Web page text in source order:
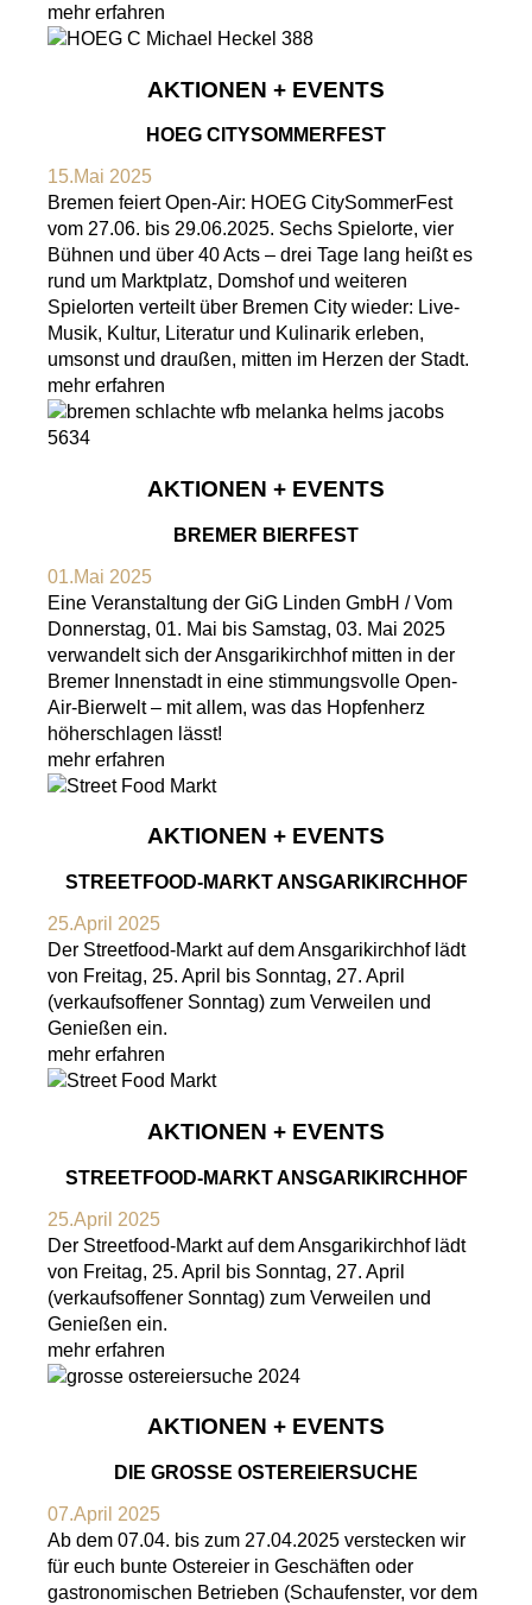
mehr erfahren
AKTIONEN + EVENTS
HOEG CITYSOMMERFEST
15.Mai 2025
Bremen feiert Open-Air: HOEG CitySommerFest
vom 27.06. bis 29.06.2025. Sechs Spielorte, vier
Bühnen und über 40 Acts – drei Tage lang heißt es
rund um Marktplatz, Domshof und weiteren
Spielorten verteilt über Bremen City wieder: Live-
Musik, Kultur, Literatur und Kulinarik erleben,
umsonst und draußen, mitten im Herzen der Stadt.
mehr erfahren
AKTIONEN + EVENTS
BREMER BIERFEST
01.Mai 2025
Eine Veranstaltung der GiG Linden GmbH / Vom
Donnerstag, 01. Mai bis Samstag, 03. Mai 2025
verwandelt sich der Ansgarikirchhof mitten in der
Bremer Innenstadt in eine stimmungsvolle Open-
Air-Bierwelt – mit allem, was das Hopfenherz
höherschlagen lässt!
mehr erfahren
AKTIONEN + EVENTS
STREETFOOD-MARKT ANSGARIKIRCHHOF
25.April 2025
Der Streetfood-Markt auf dem Ansgarikirchhof lädt
von Freitag, 25. April bis Sonntag, 27. April
(verkaufsoffener Sonntag) zum Verweilen und
Genießen ein.
mehr erfahren
AKTIONEN + EVENTS
STREETFOOD-MARKT ANSGARIKIRCHHOF
25.April 2025
Der Streetfood-Markt auf dem Ansgarikirchhof lädt
von Freitag, 25. April bis Sonntag, 27. April
(verkaufsoffener Sonntag) zum Verweilen und
Genießen ein.
mehr erfahren
AKTIONEN + EVENTS
DIE GROSSE OSTEREIERSUCHE
07.April 2025
Ab dem 07.04. bis zum 27.04.2025 verstecken wir
für euch bunte Ostereier in Geschäften oder
gastronomischen Betrieben (Schaufenster, vor dem